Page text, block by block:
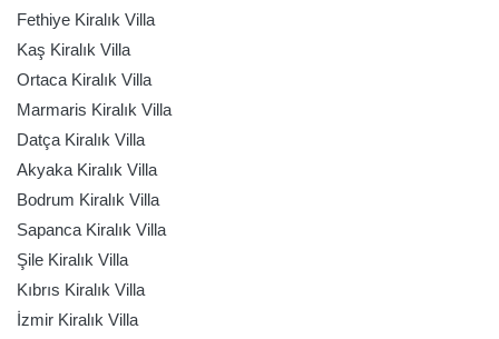
Fethiye Kiralık Villa
Kaş Kiralık Villa
Ortaca Kiralık Villa
Marmaris Kiralık Villa
Datça Kiralık Villa
Akyaka Kiralık Villa
Bodrum Kiralık Villa
Sapanca Kiralık Villa
Şile Kiralık Villa
Kıbrıs Kiralık Villa
İzmir Kiralık Villa